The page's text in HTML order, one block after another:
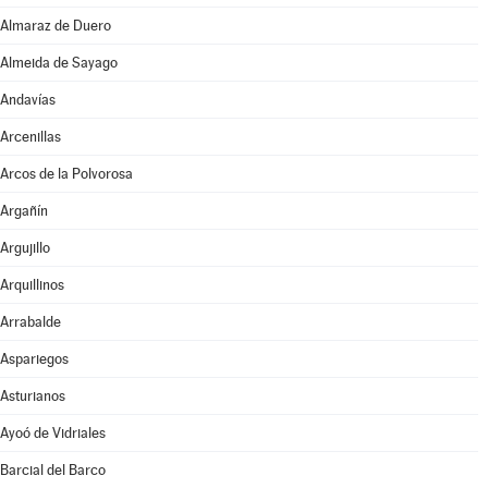
Almaraz de Duero
Almeida de Sayago
Andavías
Arcenillas
Arcos de la Polvorosa
Argañín
Argujillo
Arquillinos
Arrabalde
Aspariegos
Asturianos
Ayoó de Vidriales
Barcial del Barco